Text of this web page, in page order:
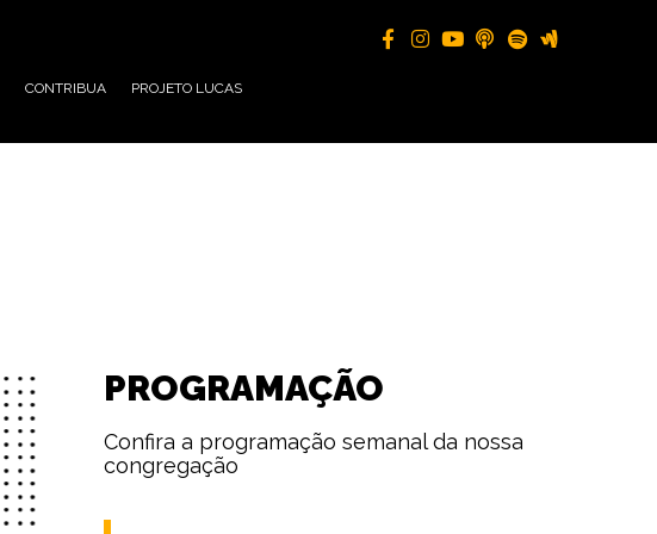
CONTRIBUA PROJETO LUCAS
PROGRAMAÇÃO
Confira a programação semanal da nossa
congregação